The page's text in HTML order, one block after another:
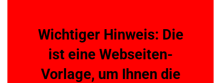
Wichtiger Hinweis: Die
ist eine Webseiten-
Vorlage, um Ihnen die